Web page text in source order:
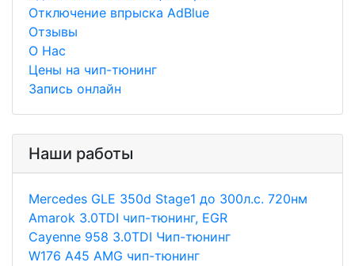
Отключение впрыска AdBlue
Отзывы
О Нас
Цены на чип-тюнинг
Запись онлайн
Наши работы
Merсedes GLE 350d Stage1 до 300л.с. 720нм
Amarok 3.0TDI чип-тюнинг, EGR
Cayenne 958 3.0TDI Чип-тюнинг
W176 A45 AMG чип-тюнинг